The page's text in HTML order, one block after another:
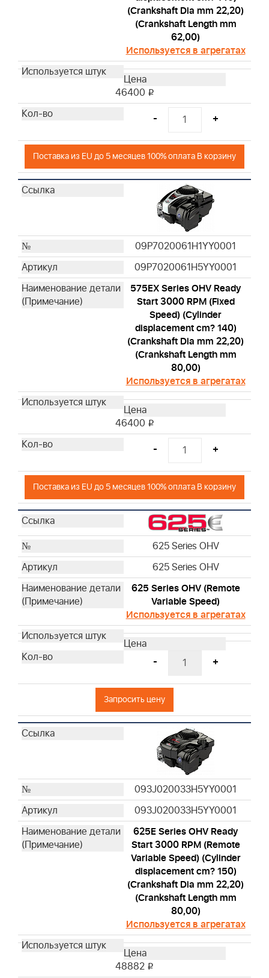
(Crankshaft Dia mm 22,20)
(Crankshaft Length mm
62,00)
Используется в агрегатах
46400 i
- +
Поставка из EU до 5 месяцев 100% оплата В корзину
09P7020061H1YY0001
09P7020061H5YY0001
575EX Series OHV Ready
Start 3000 RPM (Fixed
Speed) (Cylinder
displacement cm? 140)
(Crankshaft Dia mm 22,20)
(Crankshaft Length mm
80,00)
Используется в агрегатах
46400 i
- +
Поставка из EU до 5 месяцев 100% оплата В корзину
625 Series OHV
625 Series OHV
625 Series OHV (Remote
Variable Speed)
Используется в агрегатах
- +
Запросить цену
093J020033H5YY0001
093J020033H5YY0001
625E Series OHV Ready
Start 3000 RPM (Remote
Variable Speed) (Cylinder
displacement cm? 150)
(Crankshaft Dia mm 22,20)
(Crankshaft Length mm
80,00)
Используется в агрегатах
48882 i